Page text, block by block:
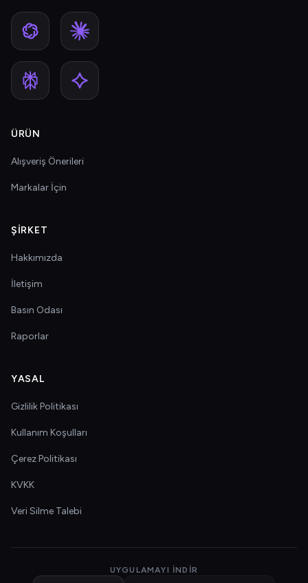
ÜRÜN
Alışveriş Önerileri
Markalar İçin
ŞIRKET
Hakkımızda
İletişim
Basın Odası
Raporlar
YASAL
Gizlilik Politikası
Kullanım Koşulları
Çerez Politikası
KVKK
Veri Silme Talebi
UYGULAMAYI İNDIR